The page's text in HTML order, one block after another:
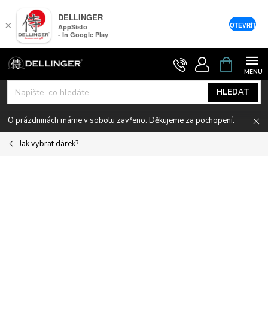
Přejít
na
obsah
HLEDAT
NÁKUPNÍ
KOŠÍK
O prázdninách máme v sobotu zavřeno. Děkujeme za pochopení.
Jak vybrat dárek?
×
DELLINGER
AppSisto
- In Google Play
OTEVŘÍT